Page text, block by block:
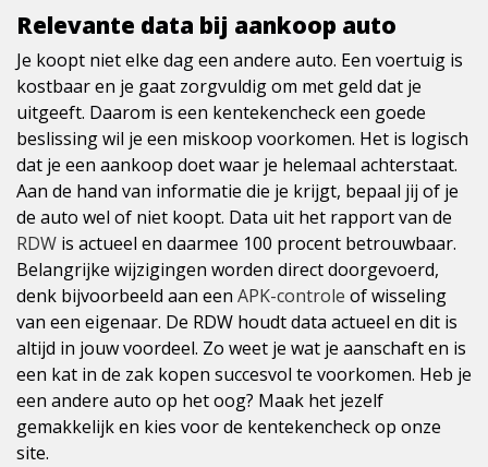
Relevante data bij aankoop auto
Je koopt niet elke dag een andere auto. Een voertuig is
kostbaar en je gaat zorgvuldig om met geld dat je
uitgeeft. Daarom is een kentekencheck een goede
beslissing wil je een miskoop voorkomen. Het is logisch
dat je een aankoop doet waar je helemaal achterstaat.
Aan de hand van informatie die je krijgt, bepaal jij of je
de auto wel of niet koopt. Data uit het rapport van de
RDW is actueel en daarmee 100 procent betrouwbaar.
Belangrijke wijzigingen worden direct doorgevoerd,
denk bijvoorbeeld aan een APK-controle of wisseling
van een eigenaar. De RDW houdt data actueel en dit is
altijd in jouw voordeel. Zo weet je wat je aanschaft en is
een kat in de zak kopen succesvol te voorkomen. Heb je
een andere auto op het oog? Maak het jezelf
gemakkelijk en kies voor de kentekencheck op onze
site.